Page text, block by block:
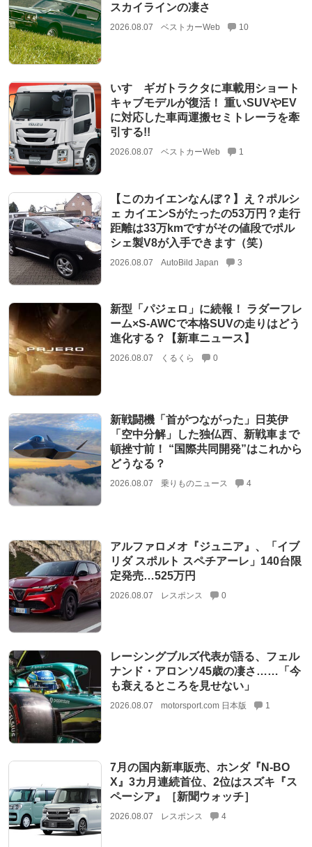
スカイラインの凄さ
2026.08.07 ベストカーWeb 10
いすゞギガトラクタに車載用ショート
キャブモデルが復活！ 重いSUVやEV
に対応した車両運搬セミトレーラを牽
引する!!
2026.08.07 ベストカーWeb 1
【このカイエンなんぼ？】え？ポルシ
ェ カイエンSがたったの53万円？走行
距離は33万kmですがその値段でポル
シェ製V8が入手できます（笑）
2026.08.07 AutoBild Japan 3
新型「パジェロ」に続報！ ラダーフレ
ーム×S-AWCで本格SUVの走りはどう
進化する？【新車ニュース】
2026.08.07 くるくら 0
新戦闘機「首がつながった」日英伊
「空中分解」した独仏西、新戦車まで
頓挫寸前！ “国際共同開発”はこれから
どうなる？
2026.08.07 乗りものニュース 4
アルファロメオ『ジュニア』、「イブ
リダ スポルト スペチアーレ」140台限
定発売…525万円
2026.08.07 レスポンス 0
レーシングブルズ代表が語る、フェル
ナンド・アロンソ45歳の凄さ……「今
も衰えるところを見せない」
2026.08.07 motorsport.com 日本版 1
7月の国内新車販売、ホンダ『N-BO
X』3カ月連続首位、2位はスズキ『ス
ペーシア』［新聞ウォッチ］
2026.08.07 レスポンス 4